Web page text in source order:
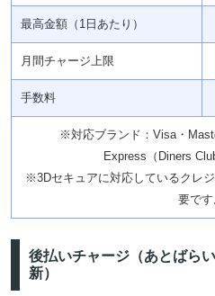
最高金額（1日あたり）
月間チャージ上限
手数料
※対応ブランド：Visa・
Express（Diners
※3Dセキュアに対応しているクレ
要です
後払いチャージ（あとばら
新）